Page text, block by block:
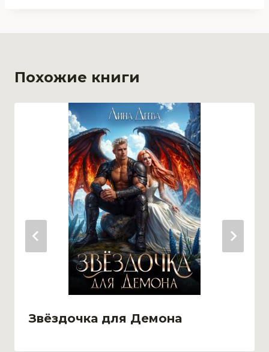
Похожие книги
Звёздочка для Демона